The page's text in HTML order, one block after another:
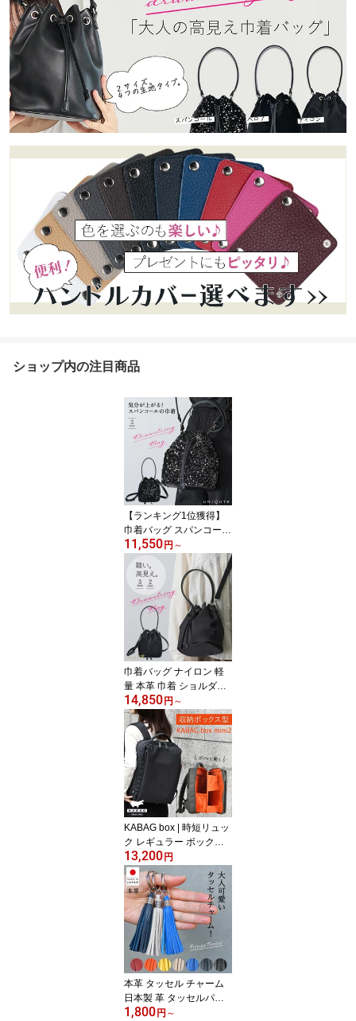
ショップ内の注目商品
【ランキング1位獲得】
巾着バッグ スパンコール
巾着 ショルダー 斜めが
け 大人 小さめ ショルダ
ーバッグ バケツ型バッグ
ミニバッグ レディース
バッグ キラキラ パーテ
ィーバッグ 結婚式 二次
会 3WAY 肩掛け 軽量 お
しゃれ 送料無料 ユニキ
ュート uniqute uq132
11,550円 ～
巾着バッグ ナイロン 軽
量 本革 巾着 ショルダー
斜めがけ 大人 小さめ 撥
水 ショルダーバッグ ワ
ンショルダー バケツ型バ
ッグ 浴衣 レディース バ
ッグ 肩掛け きれいめ 30
代 40代 50代 2WAY 3WA
Y おしゃれ 高見え シン
プル 人気 送料無料 ユニ
キュート uniqute uq129
14,850円 ～
KABAG box | 時短リュッ
ク レギュラー ボックス
メンズ レディース 観音
開き 自立型 整理整頓 コ
ンパクト A4収納 撥水 軽
量 多機能 時短バッグ 通
勤 通学 旅行 リュックサ
ック バックパック デイ
バッグ カバッグ カバッ
ク box mini 2 送料無料 el
5503a
13,200円
本革 タッセル チャーム
日本製 革 タッセルパー
ツ バッグチャーム キー
1,800円 ～